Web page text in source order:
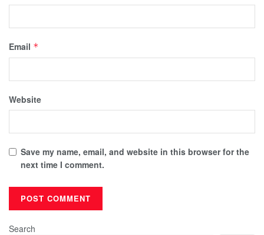
Email *
Website
Save my name, email, and website in this browser for the
next time I comment.
Search